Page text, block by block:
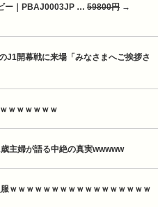
ー｜PBAJ0003JP … 59800円 →
J1開幕戦に来場「みなさまへご挨拶さ
ｗｗｗｗｗｗ
主婦が語る中絶の真実wwwww
ｗｗｗｗｗｗｗｗｗｗｗｗｗｗｗｗｗ